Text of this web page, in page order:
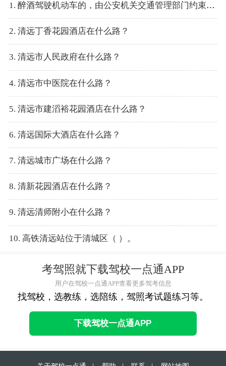
1. 醉酒驾驶机动车的，由公安机关交通管理部门约束至酒醒，（ ）。
2. 清远丁香花园酒店在什么路？
3. 清远市人民政府在什么路？
4. 清远市中医院在什么路？
5. 清远市建滔裕花园酒店在什么路？
6. 清远国际大酒店在什么路？
7. 清远城市广场在什么路？
8. 清新花园酒店在什么路？
9. 清远清师附小在什么路？
10. 高铁清远站位于清城区（ ）。
考驾照就下载驾校一点通APP
用户在驾校一点通APP查看更多驾考信息
找驾校，选教练，选陪练，驾照考试题练习等。
下载驾校一点通APP